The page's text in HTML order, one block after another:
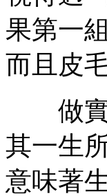
果第一
而且皮
做實
其一生
意味著